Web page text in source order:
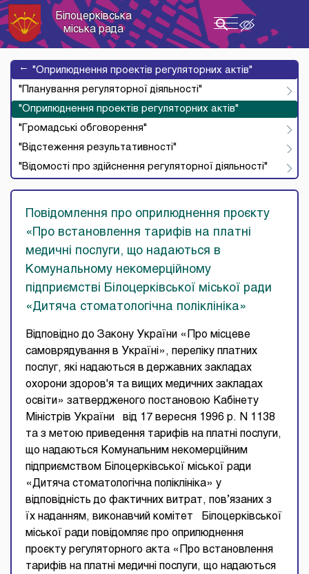
Toggle
navigation
Білоцерківська
міська рада
→ "Оприлюднення проектів регуляторних актів"
"Планування регуляторної діяльності"
"Оприлюднення проектів регуляторних актів"
"Громадські обговорення"
"Відстеження результативності"
"Відомості про здійснення регуляторної діяльності"
Повідомлення про оприлюднення проєкту
«Про встановлення тарифів на платні
медичні послуги, що надаються в
Комунальному некомерційному
підприємстві Білоцерківської міської ради
«Дитяча стоматологічна поліклініка»
Відповідно до Закону України «Про місцеве
самоврядування в Україні», переліку платних
послуг, які надаються в державних закладах
охорони здоров'я та вищих медичних закладах
освіти» затвердженого постановою Кабінету
Міністрів України від 17 вересня 1996 р. N 1138
та з метою приведення тарифів на платні послуги,
що надаються Комунальним некомерційним
підприємством Білоцерківської міської ради
«Дитяча стоматологічна поліклініка» у
відповідність до фактичних витрат, пов’язаних з
їх наданням, виконавчий комітет Білоцерківської
міської ради повідомляє про оприлюднення
проєкту регуляторного акта «Про встановлення
тарифів на платні медичні послуги, що надаються